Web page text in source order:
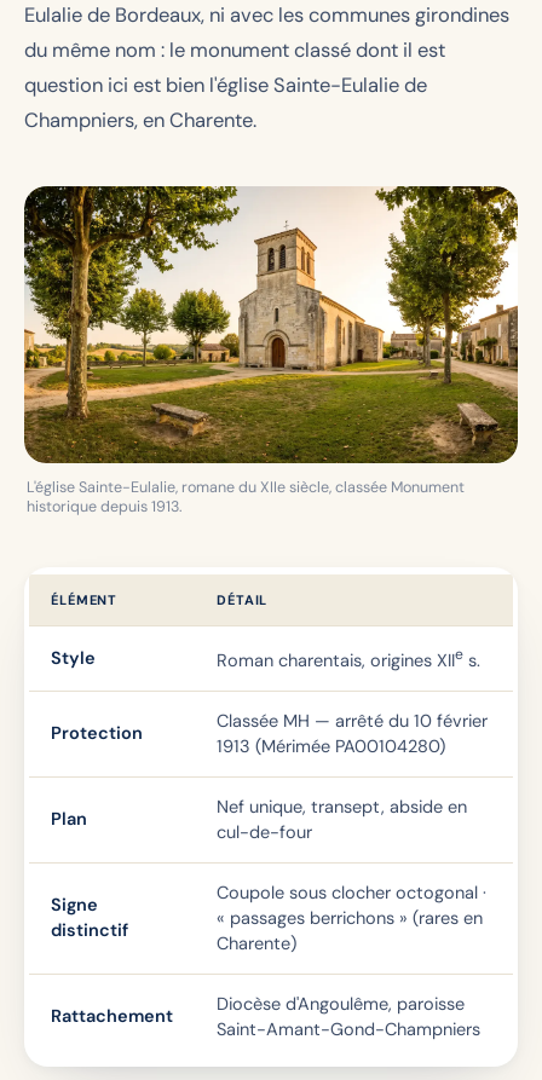
Eulalie de Bordeaux, ni avec les communes girondines
du même nom : le monument classé dont il est
question ici est bien l'église Sainte-Eulaliede
Champniers, en Charente.
L'église Sainte-Eulalie, romane du XIIe siècle, classée Monument
historique depuis 1913.
ÉLÉMENT DÉTAIL
Style Roman charentais, origines XIIe s.
Protection
Classée MH — arrêté du 10 février
1913 (Mérimée PA00104280)
Plan
Nef unique, transept, abside en
cul-de-four
Signe
distinctif
Coupole sous clocher octogonal ·
« passages berrichons » (rares en
Charente)
Rattachement
Diocèse d'Angoulême, paroisse
Saint-Amant-Gond-Champniers